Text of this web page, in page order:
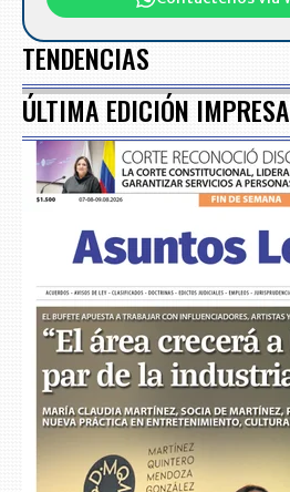
TENDENCIAS
ÚLTIMA EDICIÓN IMPRESA